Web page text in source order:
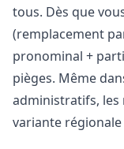
tous. Dès que
(remplacement
pronominal +
pièges. Même
administratifs, les
variante